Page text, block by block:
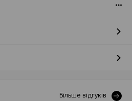
Бiльше вiдгукiв